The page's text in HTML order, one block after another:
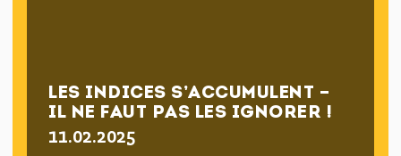
LES INDICES S’ACCUMULENT –
IL NE FAUT PAS LES IGNORER !
11.02.2025